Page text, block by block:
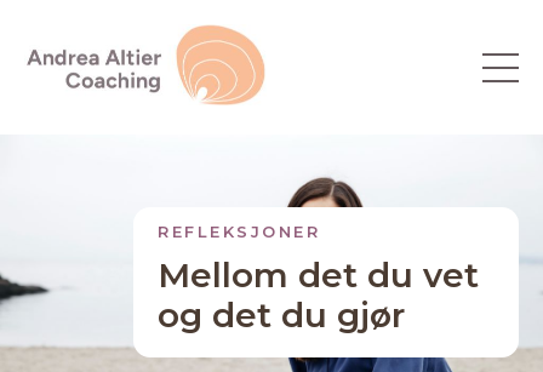
REFLEKSJONER
Mellom det du vet
og det du gjør